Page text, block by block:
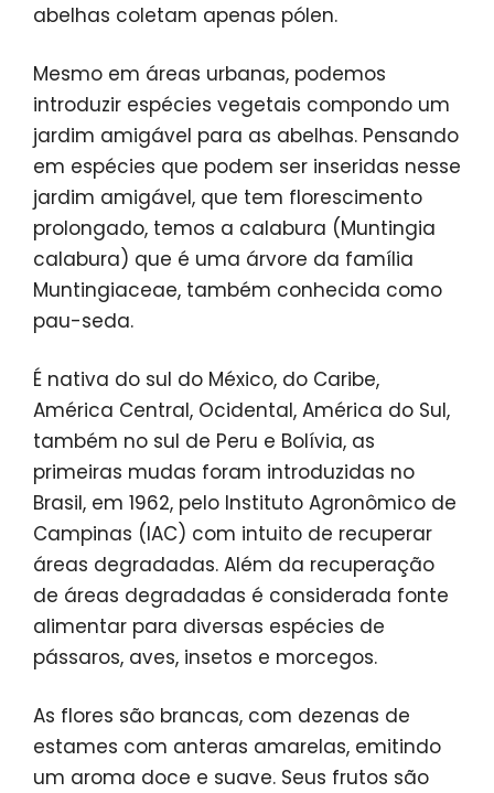
abelhas coletam apenas pólen.
Mesmo em áreas urbanas, podemos
introduzir espécies vegetais compondo um
jardim amigável para as abelhas. Pensando
em espécies que podem ser inseridas nesse
jardim amigável, que tem florescimento
prolongado, temos a calabura (Muntingia
calabura) que é uma árvore da família
Muntingiaceae, também conhecida como
pau-seda.
É nativa do sul do México, do Caribe,
América Central, Ocidental, América do Sul,
também no sul de Peru e Bolívia, as
primeiras mudas foram introduzidas no
Brasil, em 1962, pelo Instituto Agronômico de
Campinas (IAC) com intuito de recuperar
áreas degradadas. Além da recuperação
de áreas degradadas é considerada fonte
alimentar para diversas espécies de
pássaros, aves, insetos e morcegos.
As flores são brancas, com dezenas de
estames com anteras amarelas, emitindo
um aroma doce e suave. Seus frutos são